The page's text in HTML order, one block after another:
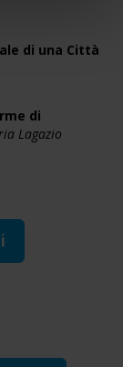
di una Città
di
Lagazio